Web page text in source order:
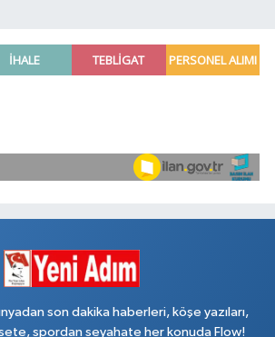
son dakika haberleri, köşe yazıları,
spordan seyahate her konuda Flow!